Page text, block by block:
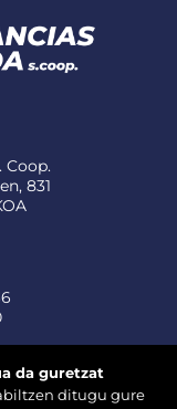
Coop.
831
da guretzat
ditugu gure